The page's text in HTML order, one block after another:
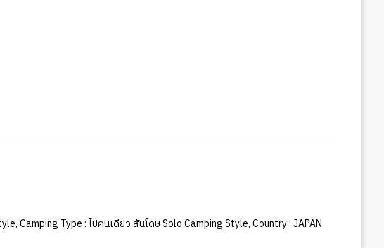
,Camping Type : ไปคนเดียว สันโดษ Solo Camping Style,Country : JAPAN